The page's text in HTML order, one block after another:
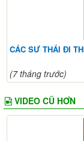
CÁC SƯ THÁI ĐI
(7 tháng trước)
VIDEO CŨ HƠN